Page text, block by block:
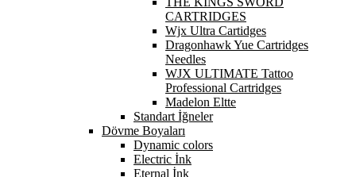
CARTRIDGES
Wjx Ultra Cartidges
Dragonhawk Yue Cartridges
Needles
WJX ULTIMATE Tattoo
Professional Cartridges
Madelon Eltte
Standart İğneler
Dövme Boyaları
Dynamic colors
Electric İnk
Eternal İnk